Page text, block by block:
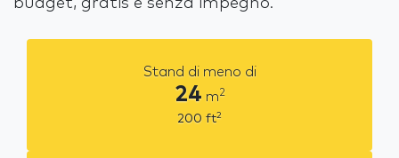
budget, gratis e senza impegno.
Stand di meno di
24 m2
200 ft2